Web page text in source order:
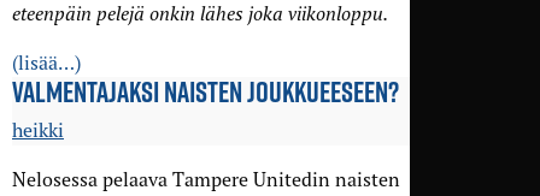
eteenpäin pelejä onkin lähes joka viikonloppu.
(lisää…)
VALMENTAJAKSI NAISTEN JOUKKUEESEEN?
heikki
Nelosessa pelaava Tampere Unitedin naisten